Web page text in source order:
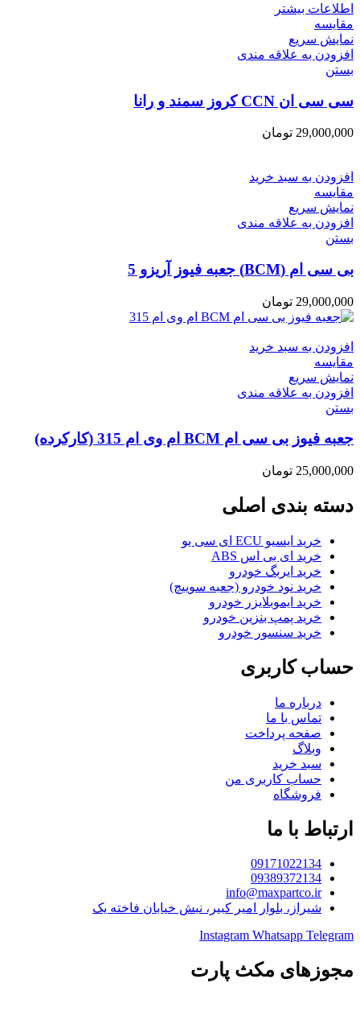
اطلاعات بیشتر
مقایسه
نمایش سریع
افزودن به علاقه مندی
بستن
سی سی ان CCN کروز سمند و رانا
29,000,000 تومان
افزودن به سبد خرید
مقایسه
نمایش سریع
افزودن به علاقه مندی
بستن
بی سی ام (BCM) جعبه فیوز آریزو 5
29,000,000 تومان
افزودن به سبد خرید
مقایسه
نمایش سریع
افزودن به علاقه مندی
بستن
جعبه فیوز بی سی ام BCM ام وی ام 315 (کارکرده)
25,000,000 تومان
دسته بندی اصلی
خرید ایسیو ECU ای سی یو
خرید ای بی اس ABS
خرید ایربگ خودرو
خرید نود خودرو (جعبه سوییچ)
خرید ایموبلایزر خودرو
خرید پمپ بنزین خودرو
خرید سنسور خودرو
حساب کاربری
درباره ما
تماس با ما
صفحه پرداخت
وبلاگ
سبد خرید
حساب کاربری من
فروشگاه
ارتباط با ما
09171022134
09389372134
info@maxpartco.ir
شیراز، بلوار امیر کبیر، نبش خیابان فاخته یک
Instagram Whatsapp Telegram
مجوزهای مکث پارت